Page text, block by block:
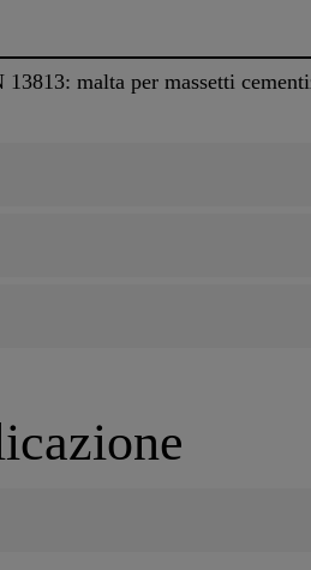
malta per massetti